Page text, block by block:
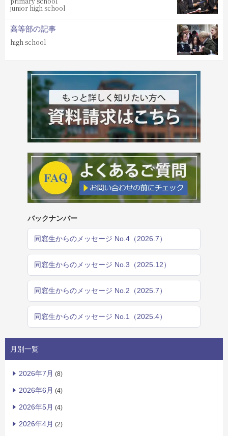
junior high school
高等部の記事
high school
バックナンバー
同窓生からのメッセージ No.4（2026.7）
同窓生からのメッセージ No.3（2025.12）
同窓生からのメッセージ No.2（2025.7）
同窓生からのメッセージ No.1（2025.4）
月別一覧
2026年7月 (8)
2026年6月 (4)
2026年5月 (4)
2026年4月 (2)